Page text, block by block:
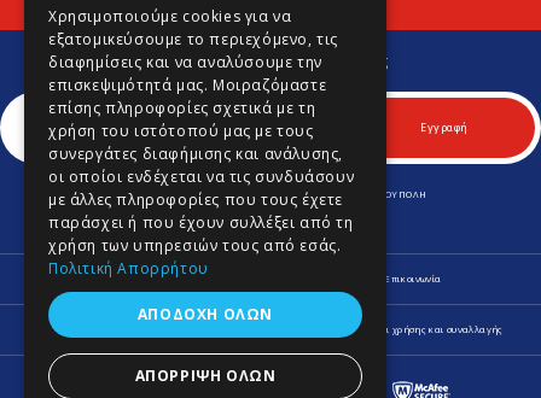
Εγγραφείτε στο Νewsletter μας
Για να μαθαίνετε πρώτοι νέα και προσφορές μας.
Εγγραφή
ΛΕΩΦ. ΚΥΠΡΟΥ 170 & ΚΟΜΝΗΝΩΝ 70, Τ.Κ. 164 52 ΑΡΓΥΡΟΥΠΟΛΗ
Τηλ.
210 9645701 -210 9646980
Fax.210 9645702
info@lagospainting.gr
Προφίλ Νέα Επικοινωνία
Πληροφορίες Αποστολής και Επιστροφών Όροι χρήσης και συναλλαγής
Χρησιμοποιούμε cookies για να
εξατομικεύσουμε το περιεχόμενο, τις
διαφημίσεις και να αναλύσουμε την
επισκεψιμότητά μας. Μοιραζόμαστε
επίσης πληροφορίες σχετικά με τη
χρήση του ιστότοπού μας με τους
συνεργάτες διαφήμισης και ανάλυσης,
οι οποίοι ενδέχεται να τις συνδυάσουν
με άλλες πληροφορίες που τους έχετε
παράσχει ή που έχουν συλλέξει από τη
χρήση των υπηρεσιών τους από εσάς.
Πολιτική Απορρήτου
ΑΠΟΔΟΧΉ ΌΛΩΝ
ΑΠΌΡΡΙΨΗ ΌΛΩΝ